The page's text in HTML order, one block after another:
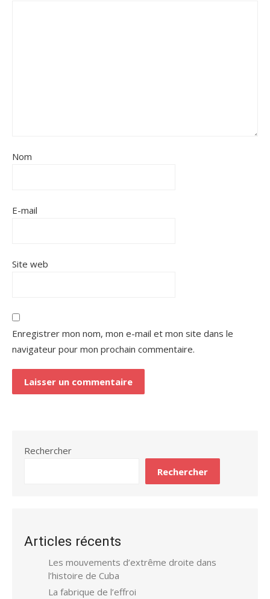
Nom
E-mail
Site web
Enregistrer mon nom, mon e-mail et mon site dans le
navigateur pour mon prochain commentaire.
Rechercher
Rechercher
Articles récents
Les mouvements d’extrême droite dans
l’histoire de Cuba
La fabrique de l’effroi